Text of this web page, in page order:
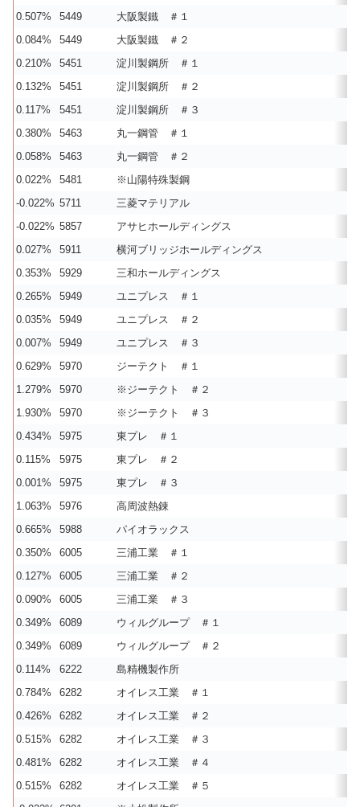
0.507%
5449
大阪製鐵 ＃１
0.084%
5449
大阪製鐵 ＃２
0.210%
5451
淀川製鋼所 ＃１
0.132%
5451
淀川製鋼所 ＃２
0.117%
5451
淀川製鋼所 ＃３
0.380%
5463
丸一鋼管 ＃１
0.058%
5463
丸一鋼管 ＃２
0.022%
5481
※山陽特殊製鋼
-0.022% 5711
三菱マテリアル
-0.022% 5857
アサヒホールディングス
0.027%
5911
横河ブリッジホールディングス
0.353%
5929
三和ホールディングス
0.265%
5949
ユニプレス ＃１
0.035%
5949
ユニプレス ＃２
0.007%
5949
ユニプレス ＃３
0.629%
5970
ジーテクト ＃１
1.279%
5970
※ジーテクト ＃２
1.930%
5970
※ジーテクト ＃３
0.434%
5975
東プレ ＃１
0.115%
5975
東プレ ＃２
0.001%
5975
東プレ ＃３
1.063%
5976
高周波熱錬
0.665%
5988
パイオラックス
0.350%
6005
三浦工業 ＃１
0.127%
6005
三浦工業 ＃２
0.090%
6005
三浦工業 ＃３
0.349%
6089
ウィルグループ ＃１
0.349%
6089
ウィルグループ ＃２
0.114%
6222
島精機製作所
0.784%
6282
オイレス工業 ＃１
0.426%
6282
オイレス工業 ＃２
0.515%
6282
オイレス工業 ＃３
0.481%
6282
オイレス工業 ＃４
0.515%
6282
オイレス工業 ＃５